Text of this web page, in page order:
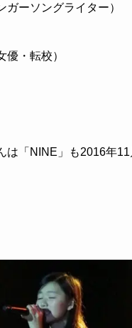
ガーソングライター）
優・転校）
は「NINE」も2016年